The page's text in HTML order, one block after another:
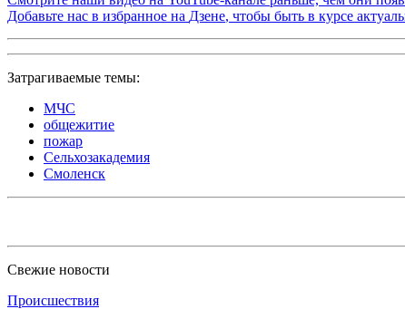
Добавьте нас в избранное на Дзене, чтобы быть в курсе
Затрагиваемые темы:
МЧС
общежитие
пожар
Сельхозакадемия
Смоленск
Свежие новости
Происшествия